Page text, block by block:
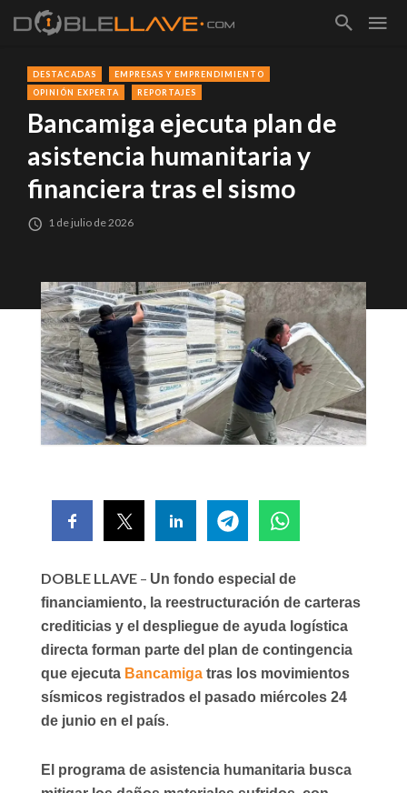
DESTACADAS
EMPRESAS Y EMPRENDIMIENTO
OPINIÓN EXPERTA
REPORTAJES
Bancamiga ejecuta plan de
asistencia humanitaria y
financiera tras el sismo
1 de julio de 2026
DOBLE LLAVE – Un fondo especial de
financiamiento, la reestructuración de carteras
crediticias y el despliegue de ayuda logística
directa forman parte del plan de contingencia
que ejecuta Bancamiga tras los movimientos
sísmicos registrados el pasado miércoles 24
de junio en el país.
El programa de asistencia humanitaria busca